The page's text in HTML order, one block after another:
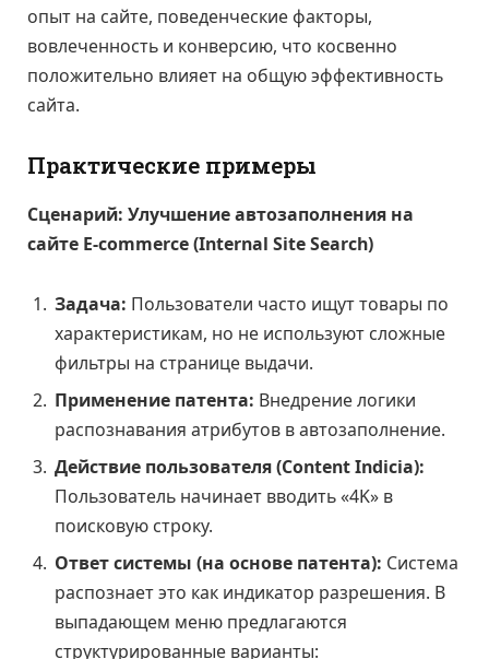
опыт на сайте, поведенческие факторы,
вовлеченность и конверсию, что косвенно
положительно влияет на общую эффективность
сайта.
Практические примеры
Сценарий: Улучшение автозаполнения на
сайте E-commerce (Internal Site Search)
Задача: Пользователи часто ищут товары по
характеристикам, но не используют сложные
фильтры на странице выдачи.
Применение патента: Внедрение логики
распознавания атрибутов в автозаполнение.
Действие пользователя (Content Indicia):
Пользователь начинает вводить «4K» в
поисковую строку.
Ответ системы (на основе патента): Система
распознает это как индикатор разрешения. В
выпадающем меню предлагаются
структурированные варианты: